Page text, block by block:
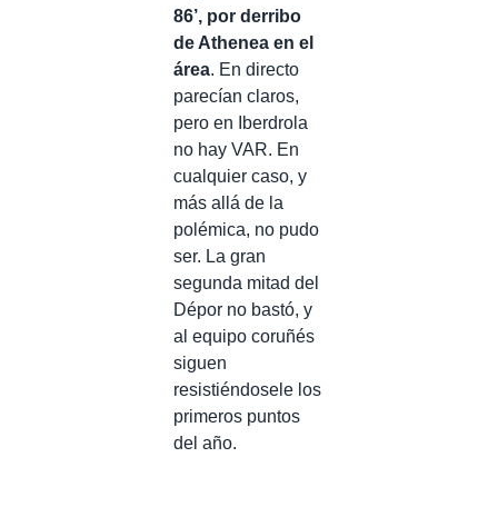
86’, por derribo
de Athenea en el
área. En directo
parecían claros,
pero en Iberdrola
no hay VAR. En
cualquier caso, y
más allá de la
polémica, no pudo
ser. La gran
segunda mitad del
Dépor no bastó, y
al equipo coruñés
siguen
resistiéndosele los
primeros puntos
del año.